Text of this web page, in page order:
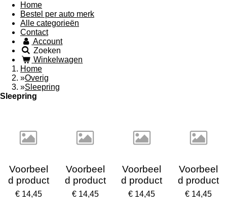
Home
Bestel per auto merk
Alle categorieën
Contact
Account
Zoeken
Winkelwagen
Home
»Overig
»Sleepring
Sleepring
Voorbeel
d product
€ 14,45
Voorbeel
d product
€ 14,45
Voorbeel
d product
€ 14,45
Voorbeel
d product
€ 14,45